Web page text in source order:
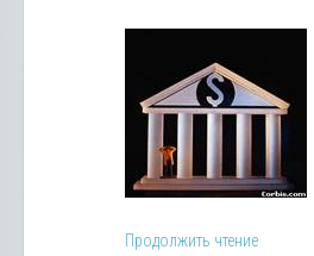
Продолжить чтение